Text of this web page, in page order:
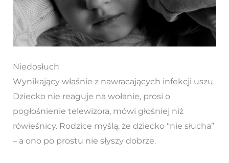
Niedosłuch
Wynikający właśnie z nawracających infekcji uszu.
Dziecko nie reaguje na wołanie, prosi o
pogłośnienie telewizora, mówi głośniej niż
rówieśnicy. Rodzice myślą, że dziecko “nie słucha”
– a ono po prostu nie słyszy dobrze.